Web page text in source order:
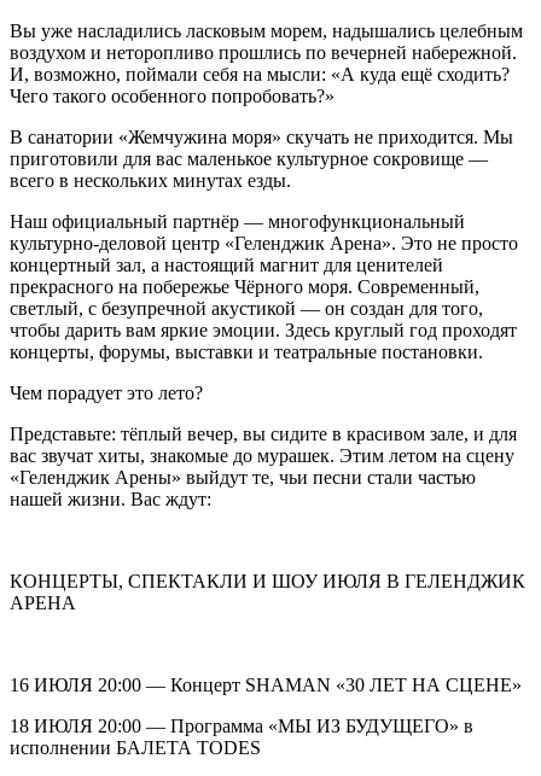
Вы уже насладились ласковым морем, надышались целебным
воздухом и неторопливо прошлись по вечерней набережной.
И, возможно, поймали себя на мысли: «А куда ещё сходить?
Чего такого особенного попробовать?»
В санатории «Жемчужина моря» скучать не приходится. Мы
приготовили для вас маленькое культурное сокровище —
всего в нескольких минутах езды.
Наш официальный партнёр — многофункциональный
культурно-деловой центр «Геленджик Арена». Это не просто
концертный зал, а настоящий магнит для ценителей
прекрасного на побережье Чёрного моря. Современный,
светлый, с безупречной акустикой — он создан для того,
чтобы дарить вам яркие эмоции. Здесь круглый год проходят
концерты, форумы, выставки и театральные постановки.
Чем порадует это лето?
Представьте: тёплый вечер, вы сидите в красивом зале, и для
вас звучат хиты, знакомые до мурашек. Этим летом на сцену
«Геленджик Арены» выйдут те, чьи песни стали частью
нашей жизни. Вас ждут:
КОНЦЕРТЫ, СПЕКТАКЛИ И ШОУ ИЮЛЯ В ГЕЛЕНДЖИК
АРЕНА
16 ИЮЛЯ 20:00 — Концерт SHAMAN «30 ЛЕТ НА СЦЕНЕ»
18 ИЮЛЯ 20:00 — Программа «МЫ ИЗ БУДУЩЕГО» в
исполнении БАЛЕТА TODES